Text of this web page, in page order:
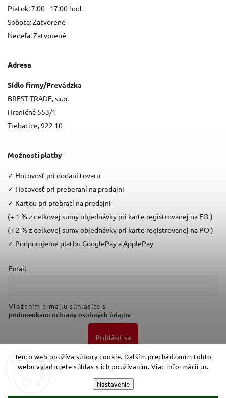
Tento web používa súbory cookie. Ďalším prechádzaním tohto
webu vyjadrujete súhlas s ich používaním. Viac informácií tu.
Nastavenie
Piatok: 7:00 - 17:00 hod.
Sobota: Zatvorené
Nedeľa: Zatvorené
Adresa
Sídlo firmy/Prevádzka
BREST TRADE, s.r.o.
Hraničná 553/1
Trebatice, 922 10
Možnosti platby
✓ Hotovosť pri dodaní tovaru
✓ Hotovosť pri preberaní na predajni
✓ Kartou pri prebratí na predajni
(+ 1 % z celkovej sumy objednávky pri karte registrovanej na FO )
(+ 2 % z celkovej sumy objednávky pri karte registrovanej na PO )
✓ Podporujeme platbu GooglePay a ApplePay
Email
Vložením e-mailu súhlasíte s
podmienkami ochrany osobných údajov
Prihlásiť sa